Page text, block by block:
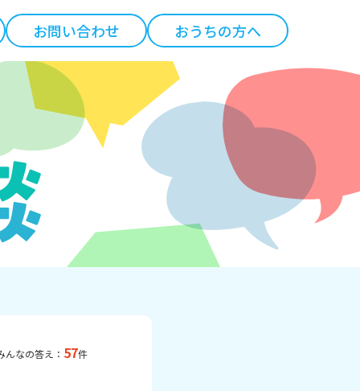
お問い合わせ おうちの方へ
んなの答え： 57件